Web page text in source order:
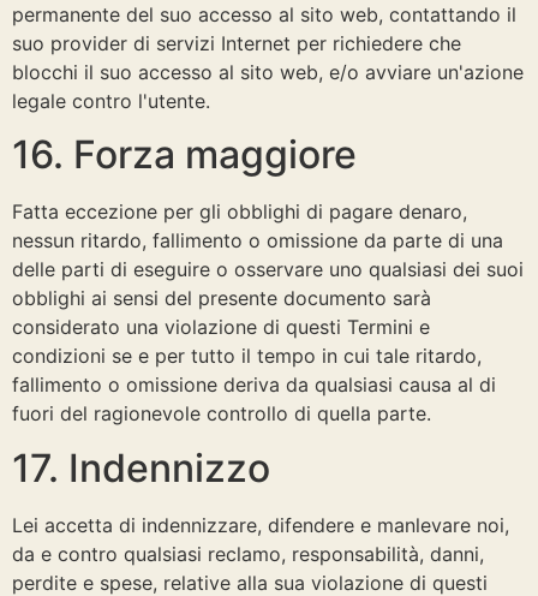
permanente del suo accesso al sito web, contattando il
suo provider di servizi Internet per richiedere che
blocchi il suo accesso al sito web, e/o avviare un'azione
legale contro l'utente.
16. Forza maggiore
Fatta eccezione per gli obblighi di pagare denaro,
nessun ritardo, fallimento o omissione da parte di una
delle parti di eseguire o osservare uno qualsiasi dei suoi
obblighi ai sensi del presente documento sarà
considerato una violazione di questi Termini e
condizioni se e per tutto il tempo in cui tale ritardo,
fallimento o omissione deriva da qualsiasi causa al di
fuori del ragionevole controllo di quella parte.
17. Indennizzo
Lei accetta di indennizzare, difendere e manlevare noi,
da e contro qualsiasi reclamo, responsabilità, danni,
perdite e spese, relative alla sua violazione di questi